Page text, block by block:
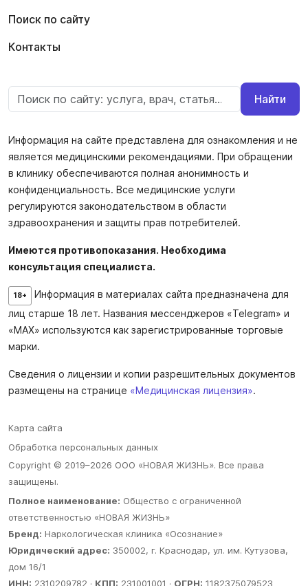
Поиск по сайту
Контакты
Найти
Информация на сайте представлена для ознакомления и не
является медицинскими рекомендациями. При обращении
в клинику обеспечиваются полная анонимность и
конфиденциальность. Все медицинские услуги
регулируются законодательством в области
здравоохранения и защиты прав потребителей.
Имеются противопоказания. Необходима
консультация специалиста.
18+
Информация в материалах сайта предназначена для
лиц старше 18 лет. Названия мессенджеров «Telegram» и
«MAX» используются как зарегистрированные торговые
марки.
Сведения о лицензии и копии разрешительных документов
размещены на странице «Медицинская лицензия».
Copyright © 2019–2026 ООО «НОВАЯ ЖИЗНЬ». Все права
защищены.
Полное наименование: Общество с ограниченной
ответственностью «НОВАЯ ЖИЗНЬ»
Бренд: Наркологическая клиника «Осознание»
Юридический адрес: 350002, г. Краснодар, ул. им. Кутузова,
дом 16/1
ИНН: 2310209782 · КПП: 231001001 · ОГРН: 1182375079523
Карта сайта
Обработка персональных данных